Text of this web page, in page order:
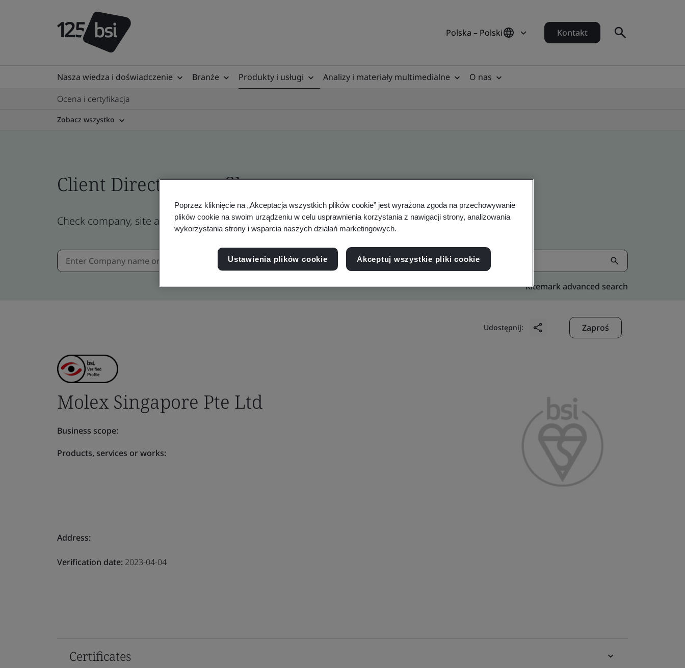
Polska – Polski Kontakt
Nasza wiedza i doświadczenie Branże Produkty i usługi Analizy i materiały multimedialne
O nas
Ocena i certyfikacja
Zobacz wszystko
Client Directory profile
Check company, site and product certificates - Validation and Verification
Kitemark advanced search
Udostępnij: Zaproś
Molex Singapore Pte Ltd
Business scope:
Products, services or works:
Address:
Verification date: 2023-04-04
Certificates
Poprzez kliknięcie na „Akceptacja wszystkich plików cookie” jest wyrażona zgoda na przechowywanie
plików cookie na swoim urządzeniu w celu usprawnienia korzystania z nawigacji strony, analizowania
wykorzystania strony i wsparcia naszych działań marketingowych.
Ustawienia plików cookie Akceptuj wszystkie pliki cookie